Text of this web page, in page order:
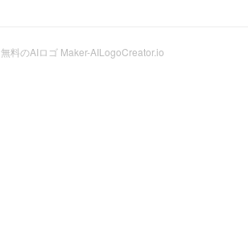
無料のAIロゴ Maker-AILogoCreator.io